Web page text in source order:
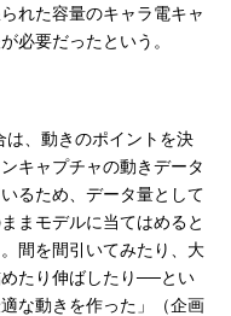
れた容量のキャラ電キャ
必要だったという。
、動きのポイントを決
キャプチャの動きデータ
るため、データ量として
まモデルに当てはめると
間を間引いてみたり、大
たり伸ばしたり──とい
な動きを作った」（企画